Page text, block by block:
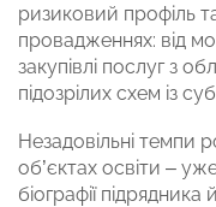
ризиковий профіль
провадженнях: від
закупівлі послуг з
підозрілих схем із
Незадовільні темпи
об’єктах освіти –
біографії